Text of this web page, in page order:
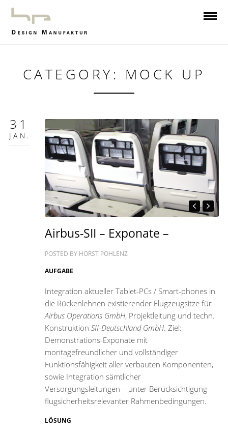
CATEGORY: MOCK UP
31
JAN.
Airbus-SII – Exponate –
POSTED BY HORST POHLENZ
AUFGABE
Integration aktueller Tablet-PCs / Smart-phones in
die Rückenlehnen existierender Flugzeugsitze für
Airbus Operations GmbH, Projektleitung und techn.
Konstruktion SII-Deutschland GmbH. Ziel:
Demonstrations-Exponate mit
montagefreundlicher und vollständiger
Funktionsfähigkeit aller verbauten Komponenten,
sowie Integration sämtlicher
Versorgungsleitungen – unter Berücksichtigung
flugsicherheitsrelevanter Rahmenbedingungen.
LÖSUNG